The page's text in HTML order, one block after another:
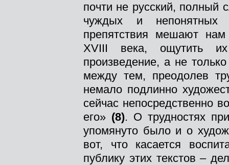
почти не русский, полный
чуждых и непонятных
препятствия мешают нам
XVIII века, ощутить
произведение, а не
между тем, преодолев
немало подлинно
сейчас непосредственно
его» (8). О трудностях
упомянуто было и о
вот, что касается
публику этих текстов –